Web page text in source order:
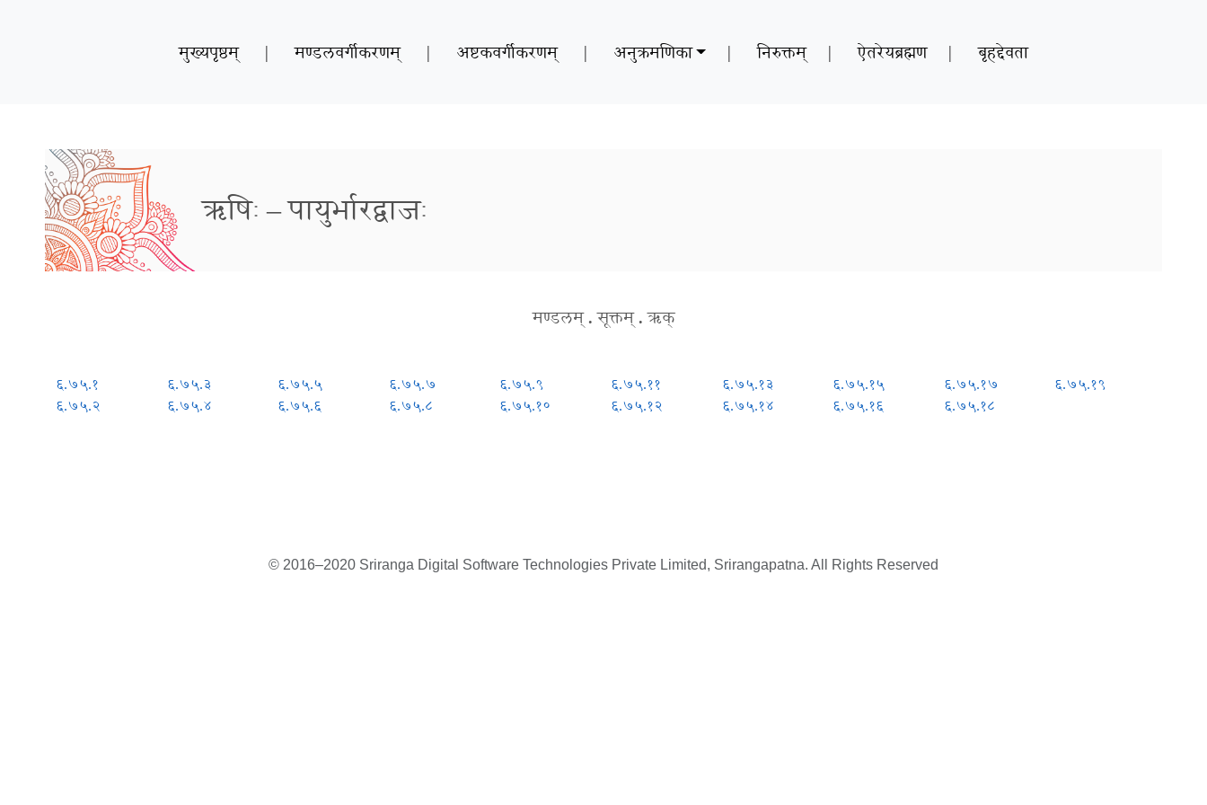
मुख्यपृष्ठम् | मण्डलवर्गीकरणम् | अष्टकवर्गीकरणम् | अनुक्रमणिका | निरुक्तम् | ऐतरेयब्रह्मण | बृहद्देवता
ऋषिः – पायुर्भारद्वाजः
मण्डलम् . सूक्तम् . ऋक्
६.७५.१
६.७५.२
६.७५.३
६.७५.४
६.७५.५
६.७५.६
६.७५.७
६.७५.८
६.७५.९
६.७५.१०
६.७५.११
६.७५.१२
६.७५.१३
६.७५.१४
६.७५.१५
६.७५.१६
६.७५.१७
६.७५.१८
६.७५.१९
© 2016–2020 Sriranga Digital Software Technologies Private Limited, Srirangapatna. All Rights Reserved